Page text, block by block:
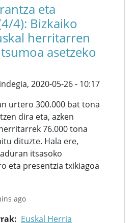
eta
4): Bizkaiko
herritarren
asetzeko
2020-05-26 - 10:17
urtero 300.000 bat tona
dira eta, azken
76.000 tona
dituzte. Hala ere,
itsasoko
eta presentzia txikiagoa
ago
Euskal Herria